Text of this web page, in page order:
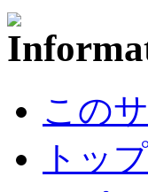
この
トッ